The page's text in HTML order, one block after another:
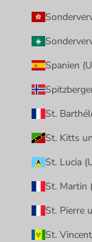
Spanien
St.
St. Kitts
St. Lucia
St. Martin
St. Pierre
St.